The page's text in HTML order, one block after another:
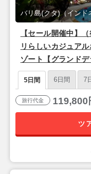
【セール開催中】
リらしいカジュア
ゾート【グランド
港航空利用/関空発》
バリ島(クタ)（インド
5日間 6日間 7
旅行代金 119,800
ツ